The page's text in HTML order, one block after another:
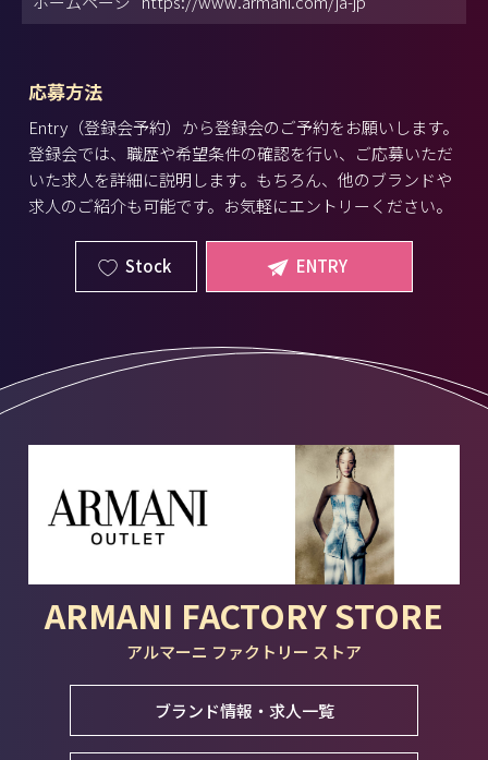
応募方法
Entry（登録会予約）から登録会のご予約をお願いします。
登録会では、職歴や希望条件の確認を行い、ご応募いただ
いた求人を詳細に説明します。もちろん、他のブランドや
求人のご紹介も可能です。お気軽にエントリーください。
Stock ENTRY
ARMANI FACTORY STORE
アルマーニ ファクトリー ストア
ブランド情報・求人一覧